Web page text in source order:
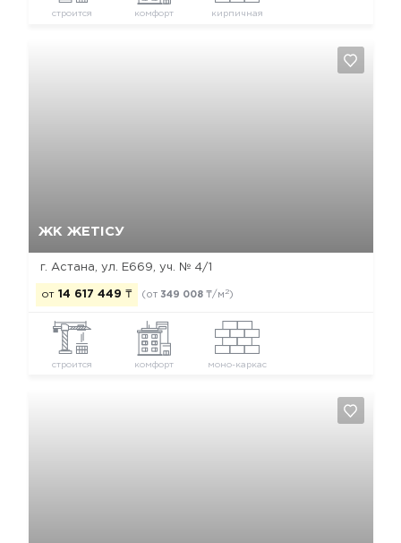
строится комфорт кирпичная
ЖК ЖЕТIСУ
г. Астана, ул. Е669, уч. № 4/1
от 14 617 449 ₸ (от 349 008 ₸/м 2)
строится комфорт моно-каркас